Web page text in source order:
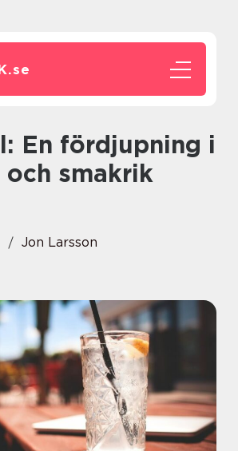
se
och smakrik
Jon Larsson